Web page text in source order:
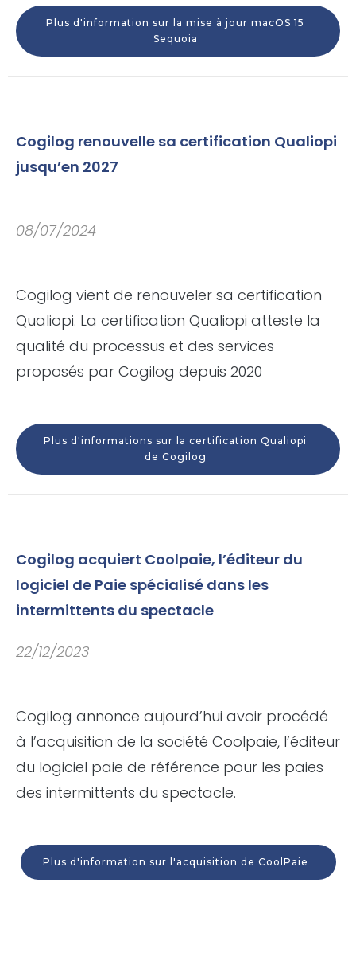
Plus d'information sur la mise à jour macOS 15
Sequoia
Cogilog renouvelle sa certification Qualiopi
jusqu’en 2027
08/07/2024
Cogilog vient de renouveler sa certification
Qualiopi. La certification Qualiopi atteste la
qualité du processus et des services
proposés par Cogilog depuis 2020
Plus d'informations sur la certification Qualiopi
de Cogilog
Cogilog acquiert Coolpaie, l’éditeur du
logiciel de Paie spécialisé dans les
intermittents du spectacle
22/12/2023
Cogilog annonce aujourd’hui avoir procédé
à l’acquisition de la société Coolpaie, l’éditeur
du logiciel paie de référence pour les paies
des intermittents du spectacle.
Plus d'information sur l'acquisition de CoolPaie